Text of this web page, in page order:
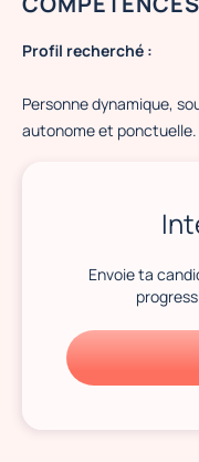
Profil recherché :
Personne dynamique,
autonome et ponctuelle.
Envoie ta